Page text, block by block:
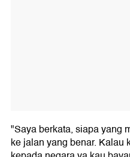
"Saya berkata, siapa yang
ke jalan yang benar. Kalau